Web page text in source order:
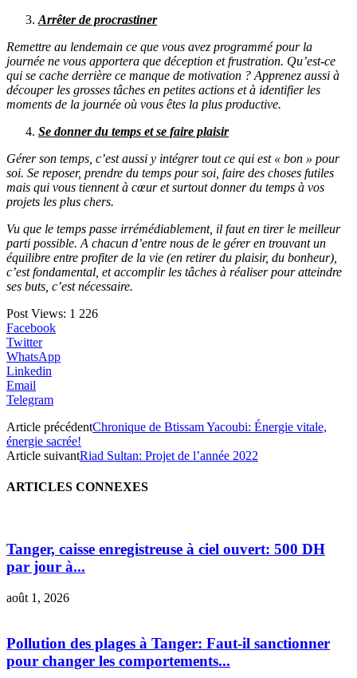
Arrêter de procrastiner
Remettre au lendemain ce que vous avez programmé pour la
journée ne vous apportera que déception et frustration. Qu’est-ce
qui se cache derrière ce manque de motivation ? Apprenez aussi à
découper les grosses tâches en petites actions et à identifier les
moments de la journée où vous êtes la plus productive.
Se donner du temps et se faire plaisir
Gérer son temps, c’est aussi y intégrer tout ce qui est « bon » pour
soi. Se reposer, prendre du temps pour soi, faire des choses futiles
mais qui vous tiennent à cœur et surtout donner du temps à vos
projets les plus chers.
Vu que le temps passe irrémédiablement, il faut en tirer le meilleur
parti possible. A chacun d’entre nous de le gérer en trouvant un
équilibre entre profiter de la vie (en retirer du plaisir, du bonheur),
c’est fondamental, et accomplir les tâches à réaliser pour atteindre
ses buts, c’est nécessaire.
Post Views: 1 226
Facebook
Twitter
WhatsApp
Linkedin
Email
Telegram
Article précédentChronique de Btissam Yacoubi: Énergie vitale,
énergie sacrée!
Article suivantRiad Sultan: Projet de l’année 2022
ARTICLES CONNEXES
Tanger, caisse enregistreuse à ciel ouvert: 500 DH
par jour à...
août 1, 2026
Pollution des plages à Tanger: Faut-il sanctionner
pour changer les comportements...